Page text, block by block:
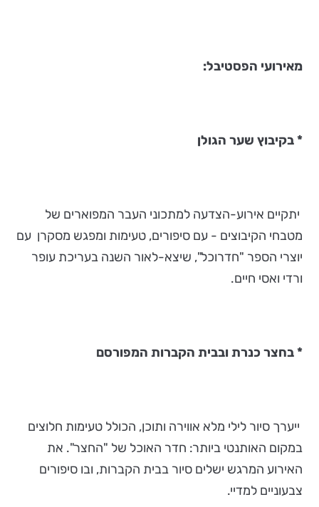
מאירועי הפסטיבל:
*בקיבוץ שער הגולן
יתקיים אירוע-הצדעה למתכוני העבר המפוארים של
מטבחי הקיבוצים - עם סיפורים, טעימות ומפגש מסקרן עם
יוצרי הספר "חדרוכל", שיצא-לאור השנה בעריכת עופר
ורדי ואסי חיים.
* בחצר כנרת ובבית הקברות המפורסם
ייערך סיור לילי מלא אווירה ותוכן, הכולל טעימות חלוצים
במקום האותנטי ביותר: חדר האוכל של "החצר". את
האירוע המרגש ישלים סיור בבית הקברות, ובו סיפורים
צבעוניים למדיי.